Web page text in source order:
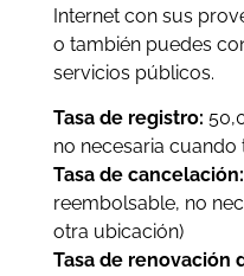
Internet con sus
o también puedes
servicios públicos.
Tasa de registro:
no necesaria
Tasa de cancelación:
reembolsable, no
otra ubicación)
Tasa de renovación